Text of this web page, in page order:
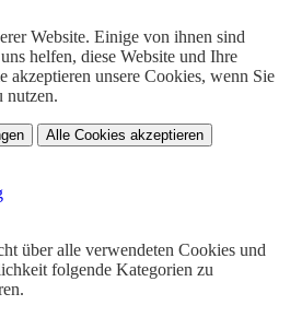
Website. Einige von ihnen sind
helfen, diese Website und Ihre
akzeptieren unsere Cookies, wenn Sie
nutzen.
Alle Cookies akzeptieren
über alle verwendeten Cookies und
folgende Kategorien zu